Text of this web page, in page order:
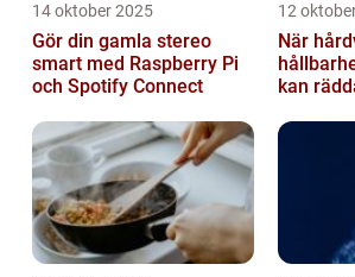
14 oktober 2025
Gör din gamla stereo
smart med Raspberry Pi
och Spotify Connect
12
När
kan